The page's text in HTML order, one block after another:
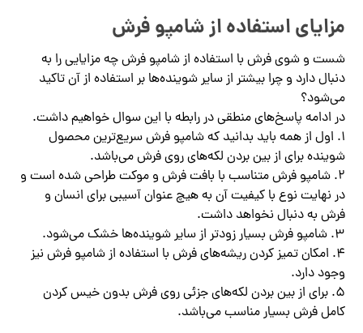
مزایای استفاده از شامپو فرش
شست و شوی فرش با استفاده از شامپو فرش چه مزایایی را به
دنبال دارد و چرا بیشتر از سایر شوینده‌ها بر استفاده از آن تاکید
می‌شود؟
در ادامه پاسخ‌های منطقی در رابطه با این سوال خواهیم داشت.
1. اول از همه باید بدانید که شامپو فرش سریع‌ترین محصول
شوینده برای از بین بردن لکه‌های روی فرش می‌باشد.
2. شامپو فرش متناسب با بافت فرش و موکت طراحی شده است و
در نهایت نوع با کیفیت آن به هیچ عنوان آسیبی برای انسان و
فرش به دنبال نخواهد داشت.
3. شامپو فرش بسیار زودتر از سایر شوینده‌ها خشک می‌شود.
4. امکان تمیز کردن ریشه‌های فرش با استفاده از شامپو فرش نیز
وجود دارد.
5. برای از بین بردن لکه‌های جزئی روی فرش بدون خیس کردن
کامل فرش بسیار مناسب می‌باشد.